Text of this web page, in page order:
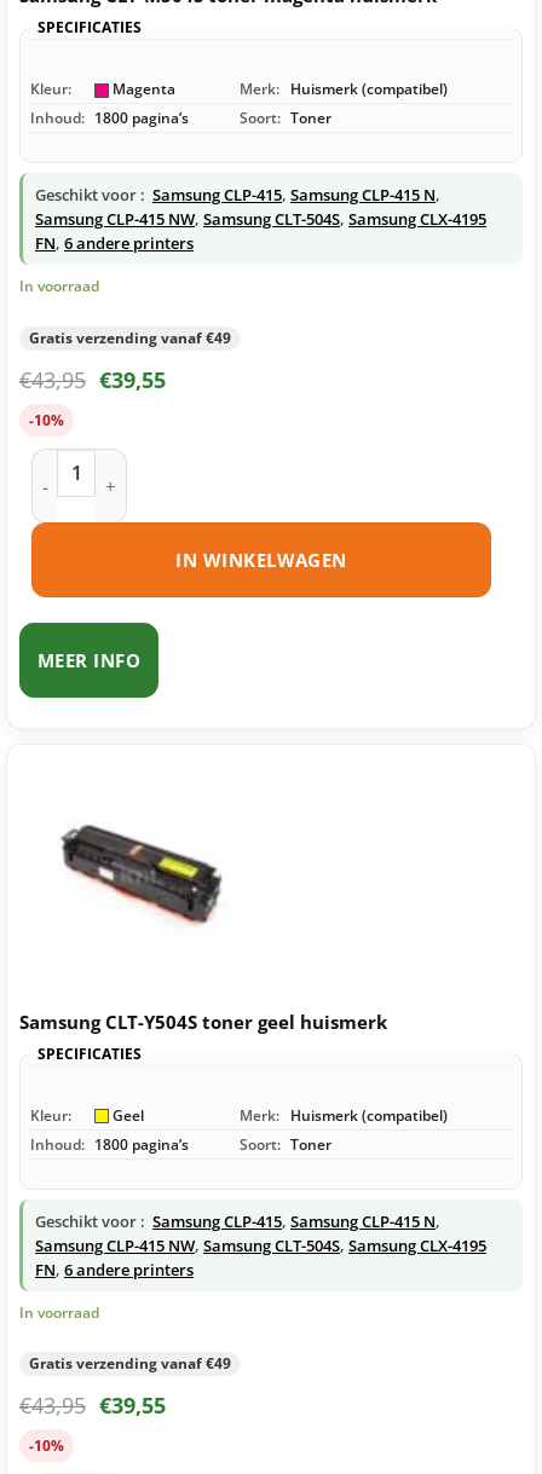
SPECIFICATIES
Kleur: Magenta Merk: Huismerk (compatibel)
Inhoud: 1800 pagina’s Soort: Toner
Geschikt voor : Samsung CLP-415, Samsung CLP-415 N,
Samsung CLP-415 NW, Samsung CLT-504S, Samsung CLX-4195
FN, 6 andere printers
In voorraad
Gratis verzending vanaf €49
€43,95 €39,55
-10%
Samsung CLT-M504S toner magenta huismerk aantal
IN WINKELWAGEN
MEER INFO
Samsung CLT-Y504S toner geel huismerk
SPECIFICATIES
Kleur: Geel Merk: Huismerk (compatibel)
Inhoud: 1800 pagina’s Soort: Toner
Geschikt voor : Samsung CLP-415, Samsung CLP-415 N,
Samsung CLP-415 NW, Samsung CLT-504S, Samsung CLX-4195
FN, 6 andere printers
In voorraad
Gratis verzending vanaf €49
€43,95 €39,55
-10%